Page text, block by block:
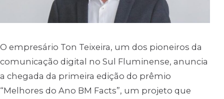
O empresário Ton Teixeira, um dos pioneiros da
comunicação digital no Sul Fluminense, anuncia
a chegada da primeira edição do prêmio
“Melhores do Ano BM Facts”, um projeto que